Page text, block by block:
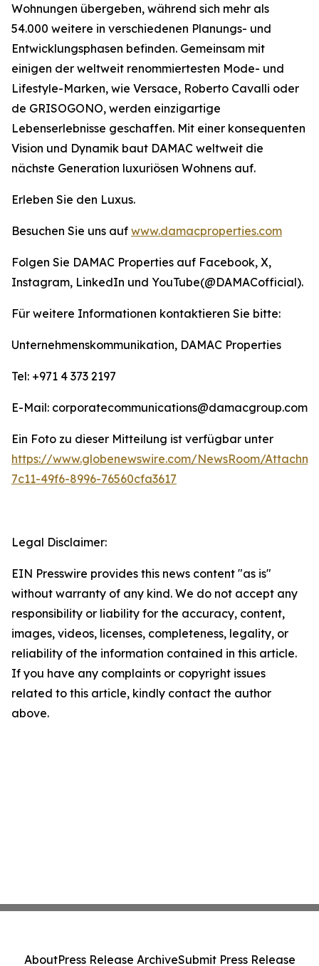
Wohnungen übergeben, während sich mehr als
54.000 weitere in verschiedenen Planungs- und
Entwicklungsphasen befinden. Gemeinsam mit
einigen der weltweit renommiertesten Mode- und
Lifestyle-Marken, wie Versace, Roberto Cavalli oder
de GRISOGONO, werden einzigartige
Lebenserlebnisse geschaffen. Mit einer konsequenten
Vision und Dynamik baut DAMAC weltweit die
nächste Generation luxuriösen Wohnens auf.
Erleben Sie den Luxus.
Besuchen Sie uns auf www.damacproperties.com
Folgen Sie DAMAC Properties auf Facebook, X,
Instagram, LinkedIn und YouTube(@DAMACofficial).
Für weitere Informationen kontaktieren Sie bitte:
Unternehmenskommunikation, DAMAC Properties
Tel: +971 4 373 2197
E-Mail: corporatecommunications@damacgroup.com
Ein Foto zu dieser Mitteilung ist verfügbar unter
https://www.globenewswire.com/NewsRoom/
7c11-49f6-8996-76560cfa3617
Legal Disclaimer:
EIN Presswire provides this news content "as is"
without warranty of any kind. We do not accept any
responsibility or liability for the accuracy, content,
images, videos, licenses, completeness, legality, or
reliability of the information contained in this article.
If you have any complaints or copyright issues
related to this article, kindly contact the author
above.
AboutPress Release ArchiveSubmit Press Release